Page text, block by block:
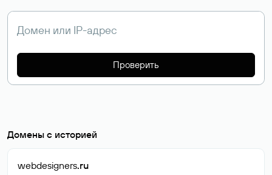
Проверить
Домены с историей
webdesigners.ru